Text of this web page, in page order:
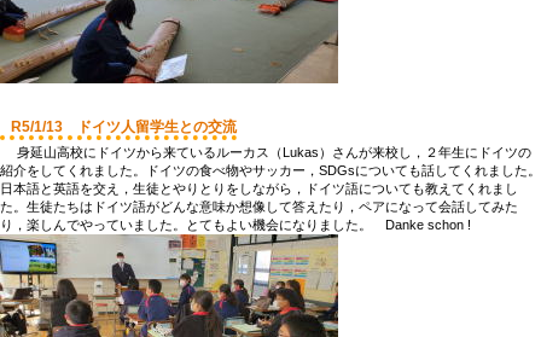
R5/1/13 ドイツ人留学生との交流
身延山高校にドイツから来ているルーカス（Lukas）さんが来校し，２年生にドイツの
紹介をしてくれました。ドイツの食べ物やサッカー，SDGsについても話してくれました。
日本語と英語を交え，生徒とやりとりをしながら，ドイツ語についても教えてくれまし
た。生徒たちはドイツ語がどんな意味か想像して答えたり，ペアになって会話してみた
り，楽しんでやっていました。とてもよい機会になりました。 Danke schon !